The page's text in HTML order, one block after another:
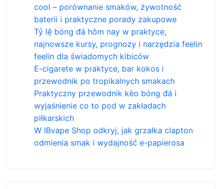
cool – porównanie smaków, żywotność
baterii i praktyczne porady zakupowe
Tỷ lệ bóng đá hôm nay w praktyce,
najnowsze kursy, prognozy i narzędzia feelin
feelin dla świadomych kibiców
E-cigarete w praktyce, bar kokos i
przewodnik po tropikalnych smakach
Praktyczny przewodnik kèo bóng đá i
wyjaśnienie co to pod w zakładach
piłkarskich
W IBvape Shop odkryj, jak grzałka clapton
odmienia smak i wydajność e-papierosa